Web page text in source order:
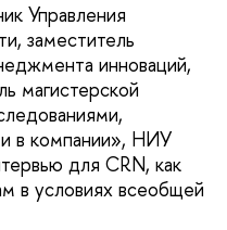
Управления
заместитель
инноваций,
магистерской
в компании», НИУ
для CRN, как
в условиях всеобщей